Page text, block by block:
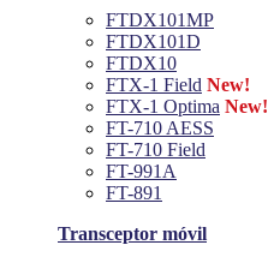
FTDX101MP
FTDX101D
FTDX10
FTX-1 Field New!
FTX-1 Optima New!
FT-710 AESS
FT-710 Field
FT-991A
FT-891
Transceptor móvil